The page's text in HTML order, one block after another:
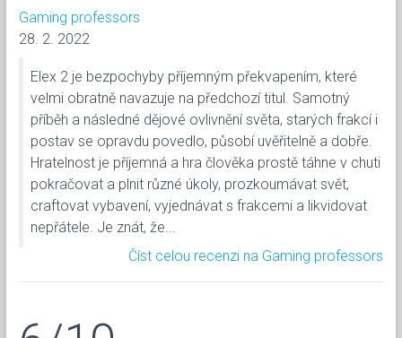
Gaming professors
28. 2. 2022
Elex 2 je bezpochyby příjemným překvapením, které
velmi obratně navazuje na předchozí titul. Samotný
příběh a následné dějové ovlivnění světa, starých frakcí i
postav se opravdu povedlo, působí uvěřitelně a dobře.
Hratelnost je příjemná a hra člověka prostě táhne v chuti
pokračovat a plnit různé úkoly, prozkoumávat svět,
craftovat vybavení, vyjednávat s frakcemi a likvidovat
nepřátele. Je znát, že...
Číst celou recenzi na Gaming professors